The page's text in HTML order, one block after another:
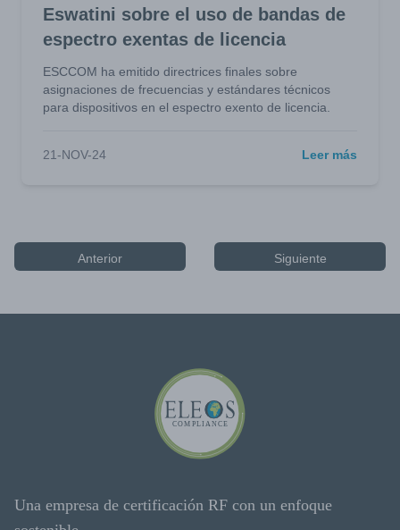
Eswatini sobre el uso de bandas de
espectro exentas de licencia
ESCCOM ha emitido directrices finales sobre
asignaciones de frecuencias y estándares técnicos
para dispositivos en el espectro exento de licencia.
21-NOV-24 Leer más
Anterior Siguiente
Una empresa de certificación RF con un enfoque